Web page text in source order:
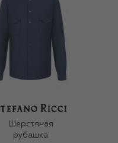
Шерстяная
рубашка